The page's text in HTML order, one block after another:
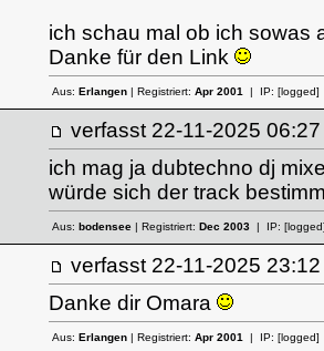
ich schau mal ob ich sowas
Danke für den Link
Aus: Erlangen| Registriert: Apr 2001| IP: [logged]
verfasst 22-11-2025
ich mag ja dubtechno dj
würde sich der track
Aus: bodensee| Registriert: Dec 2003| IP:
verfasst 22-11-2025
Danke dir Omara
Aus: Erlangen| Registriert: Apr 2001| IP: [logged]